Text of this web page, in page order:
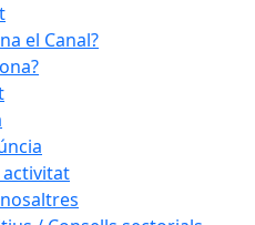
el Canal?